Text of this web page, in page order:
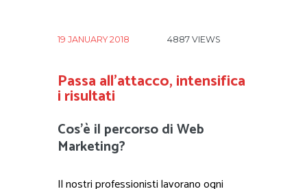
19 JANUARY 2018 4887VIEWS
Passa all’attacco, intensifica
i risultati
Cos’è il percorso di Web
Marketing?
Il nostri professionisti lavorano ogni